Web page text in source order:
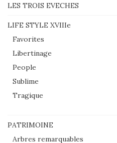
LES TROIS EVECHES
LIFE STYLE XVIIIe
Favorites
Libertinage
People
Sublime
Tragique
PATRIMOINE
Arbres remarquables